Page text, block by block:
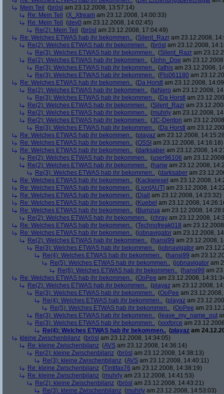
Mein Teil
(brösl am 23.12.2008, 13:57:14)
Re: Mein Teil
(X_Xtream am 23.12.2008, 14:00:33)
Re: Mein Teil
(dev0 am 23.12.2008, 14:02:45)
Re(2): Mein Teil
(brösl am 23.12.2008, 17:04:49)
Re: Welches ETWAS hab ihr bekommen.. (Silent_Razr am 23.12.2008,
Re(2): Welches ETWAS hab ihr bekommen.. (brösl am 23.12.2008,
Re(3): Welches ETWAS hab ihr bekommen.. (Silent_Razr am
Re(2): Welches ETWAS hab ihr bekommen.. (John_Doe am
Re(3): Welches ETWAS hab ihr bekommen.. (athis am 23.12.2008,
Re(3): Welches ETWAS hab ihr bekommen.. (Flo061180 am
Re: Welches ETWAS hab ihr bekommen.. (Da Horstl am 23.12.2008,
Re(2): Welches ETWAS hab ihr bekommen.. (taNero am 23.12.2008,
Re(3): Welches ETWAS hab ihr bekommen.. (Da Horstl am
Re(2): Welches ETWAS hab ihr bekommen.. (Silent_Razr am
Re(2): Welches ETWAS hab ihr bekommen.. (muhrly am 23.12.2008,
Re(2): Welches ETWAS hab ihr bekommen.. (JC-Denton am
Re(3): Welches ETWAS hab ihr bekommen.. (Da Horstl am
Re: Welches ETWAS hab ihr bekommen.. (playaz am 23.12.2008,
Re: Welches ETWAS hab ihr bekommen.. (OSSI am 23.12.2008, 14:16:18)
Re: Welches ETWAS hab ihr bekommen.. (darksaber am 23.12.2008,
Re(2): Welches ETWAS hab ihr bekommen.. (user96106 am
Re(2): Welches ETWAS hab ihr bekommen.. (hariw am 23.12.2008,
Re(3): Welches ETWAS hab ihr bekommen.. (darksaber am
Re: Welches ETWAS hab ihr bekommen.. (Kackwiesel am 23.12.2008,
Re: Welches ETWAS hab ihr bekommen.. (Lion[AUT] am 23.12.2008,
Re: Welches ETWAS hab ihr bekommen.. (Diall
am 23.12.2008, 14:23:32)
Re: Welches ETWAS hab ihr bekommen.. (Kuebel am 23.12.2008,
Re: Welches ETWAS hab ihr bekommen.. (Bumzua am 23.12.2008,
Re(2): Welches ETWAS hab ihr bekommen.. (chray am 23.12.2008,
Re: Welches ETWAS hab ihr bekommen.. (Technofreak018 am
Re: Welches ETWAS hab ihr bekommen.. (jobnavigator am 23.12.2008,
Re(2): Welches ETWAS hab ihr bekommen.. (hansi99 am 23.12.2008,
Re(3): Welches ETWAS hab ihr bekommen.. (jobnavigator am
Re(4): Welches ETWAS hab ihr bekommen.. (hansi99 am
Re(5): Welches ETWAS hab ihr bekommen.. (jobnavigator am
Re(6): Welches ETWAS hab ihr bekommen.. (hansi99 am
Re: Welches ETWAS hab ihr bekommen.. (OoPee am 23.12.2008,
Re(2): Welches ETWAS hab ihr bekommen.. (playaz am 23.12.2008,
Re(3): Welches ETWAS hab ihr bekommen.. (OoPee am
Re(4): Welches ETWAS hab ihr bekommen.. (playaz am
Re(5): Welches ETWAS hab ihr bekommen.. (OoPee am
Re(3): Welches ETWAS hab ihr bekommen.. ( leave_my_name_out
Re(3): Welches ETWAS hab ihr bekommen.. (xxxforce am
Re(4): Welches ETWAS hab ihr bekommen.. (playaz am
kleine Zwischenbilanz (brösl am 23.12.2008, 14:34:05)
Re: kleine Zwischenbilanz (AVS am 23.12.2008, 14:36:14)
Re(2): kleine Zwischenbilanz (brösl am 23.12.2008, 14:38:13)
Re(3): kleine Zwischenbilanz (AVS am 23.12.2008, 14:40:11)
Re: kleine Zwischenbilanz (Tintifax76 am 23.12.2008, 14:38:19)
Re: kleine Zwischenbilanz (muhrly am 23.12.2008, 14:41:53)
Re(2): kleine Zwischenbilanz (brösl am 23.12.2008, 14:43:21)
Re(3): kleine Zwischenbilanz (muhrly am 23.12.2008, 14:53:03)